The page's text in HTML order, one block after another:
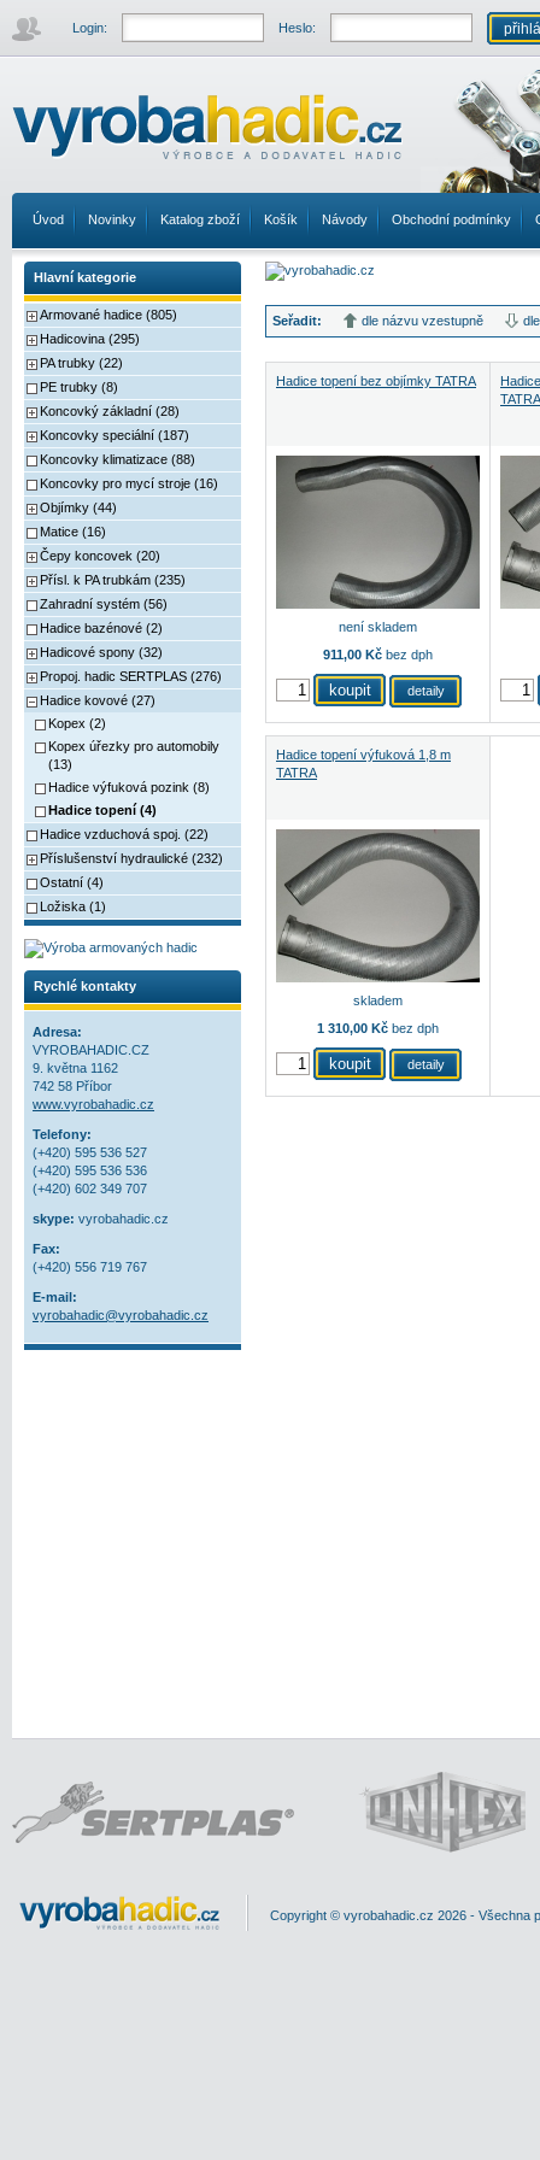
Login: Heslo:
Úvod Novinky Katalog zboží Košík Návody Obchodní podmínky
Hlavní kategorie
Armované hadice (805)
Hadicovina (295)
PA trubky (22)
PE trubky (8)
Koncovký základní (28)
Koncovky speciální (187)
Koncovky klimatizace (88)
Koncovky pro mycí stroje (16)
Objímky (44)
Matice (16)
Čepy koncovek (20)
Přísl. k PA trubkám (235)
Zahradní systém (56)
Hadice bazénové (2)
Hadicové spony (32)
Propoj. hadic SERTPLAS (276)
Hadice kovové (27)
Kopex (2)
Kopex úřezky pro automobily
(13)
Hadice výfuková pozink (8)
Hadice topení (4)
Hadice vzduchová spoj. (22)
Příslušenství hydraulické (232)
Ostatní (4)
Ložiska (1)
Rychlé kontakty
Adresa:
VYROBAHADIC.CZ
9. května 1162
742 58 Příbor
www.vyrobahadic.cz
Telefony:
(+420) 595 536 527
(+420) 595 536 536
(+420) 602 349 707
skype: vyrobahadic.cz
Fax:
(+420) 556 719 767
E-mail:
vyrobahadic@vyrobahadic.cz
Seřadit: dle názvu vzestupně
Hadice topení bez objímky TATRA
není skladem
911,00 Kč bez dph
detaily
TATRA
Hadice topení výfuková 1,8 m
TATRA
skladem
1 310,00 Kč bez dph
detaily
Copyright © vyrobahadic.cz 2026 - Všechna